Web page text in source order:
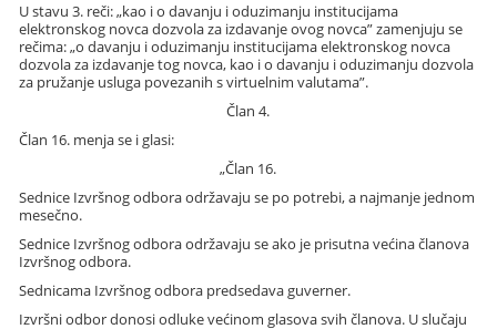
U stavu 3. reči: „kao i o davanju i oduzimanju institucijama
elektronskog novca dozvola za izdavanje ovog novca” zamenjuju se
rečima: „o davanju i oduzimanju institucijama elektronskog novca
dozvola za izdavanje tog novca, kao i o davanju i oduzimanju dozvola
za pružanje usluga povezanih s virtuelnim valutama”.
Član 4.
Član 16. menja se i glasi:
„Član 16.
Sednice Izvršnog odbora održavaju se po potrebi, a najmanje jednom
mesečno.
Sednice Izvršnog odbora održavaju se ako je prisutna većina članova
Izvršnog odbora.
Sednicama Izvršnog odbora predsedava guverner.
Izvršni odbor donosi odluke većinom glasova svih članova. U slučaju